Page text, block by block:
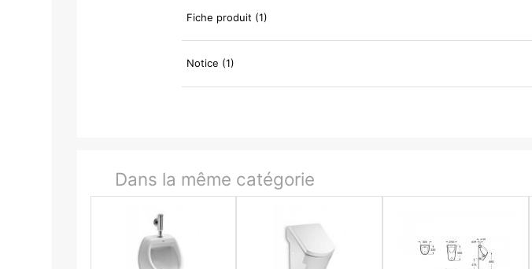
Fiche produit (1)
Notice (1)
Dans la même catégorie